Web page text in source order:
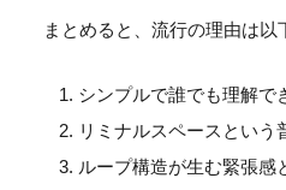
まとめると、流行の理由は以
シンプルで誰でも理解で
リミナルスペースという
ループ構造が生む緊張感